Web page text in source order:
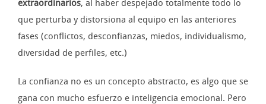
extraordinarios, al haber despejado totalmente todo lo
que perturba y distorsiona al equipo en las anteriores
fases (conflictos, desconfianzas, miedos, individualismo,
diversidad de perfiles, etc.)
La confianza no es un concepto abstracto, es algo que se
gana con mucho esfuerzo e inteligencia emocional. Pero